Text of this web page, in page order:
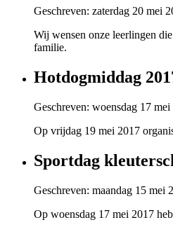
Geschreven: zaterdag 20 mei
Wij wensen onze leerlingen
familie.
Hotdogmiddag
Geschreven: woensdag 17
Op vrijdag 19 mei 2017
Sportdag
Geschreven: maandag 15 mei
Op woensdag 17 mei 2017